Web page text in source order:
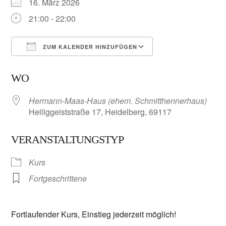
16. März 2026
21:00 - 22:00
ZUM KALENDER HINZUFÜGEN
WO
Hermann-Maas-Haus (ehem. Schmitthennerhaus)
Heiliggeiststraße 17, Heidelberg, 69117
VERANSTALTUNGSTYP
Kurs
Fortgeschrittene
Fortlaufender Kurs, Einstieg jederzeit möglich!